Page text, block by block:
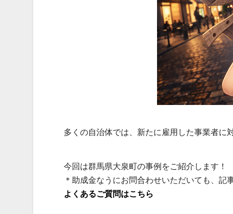
多くの自治体では、新たに雇用した事業者に
今回は群馬県大泉町の事例をご紹介します！
＊助成金なうにお問合わせいただいても、記
よくあるご質問はこちら